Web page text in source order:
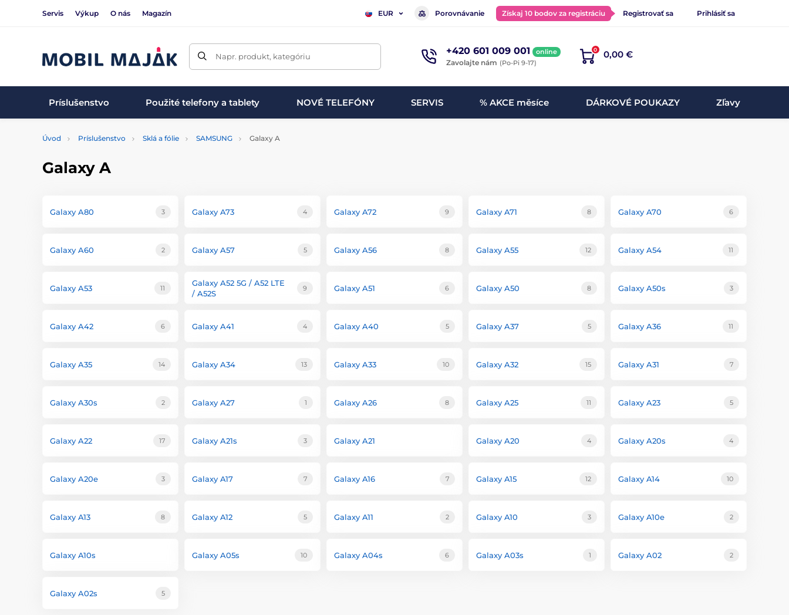
Servis Výkup O nás Magazín EUR Porovnávanie Získaj 10 bodov za registráciu Registrovať sa Prihlásiť sa
Napr. produkt, kategóriu +420 601 009 001 online
Zavolajte nám (Po-Pi 9-17)
0 0,00 €
Príslušenstvo Použité telefony a tablety NOVÉ TELEFÓNY SERVIS % AKCE měsíce DÁRKOVÉ POUKAZY Zľavy
Úvod Príslušenstvo Sklá a fólie SAMSUNG Galaxy A
Galaxy A
Galaxy A80 3 Galaxy A73 4 Galaxy A72 9 Galaxy A71 8 Galaxy A70 6
Galaxy A60 2 Galaxy A57 5 Galaxy A56 8 Galaxy A55 12 Galaxy A54 11
Galaxy A53 11
Galaxy A52 5G / A52 LTE
/ A52S
9 Galaxy A51 6 Galaxy A50 8 Galaxy A50s 3
Galaxy A42 6 Galaxy A41 4 Galaxy A40 5 Galaxy A37 5 Galaxy A36 11
Galaxy A35 14 Galaxy A34 13 Galaxy A33 10 Galaxy A32 15 Galaxy A31 7
Galaxy A30s 2 Galaxy A27 1 Galaxy A26 8 Galaxy A25 11 Galaxy A23 5
Galaxy A22 17 Galaxy A21s 3 Galaxy A21 Galaxy A20 4 Galaxy A20s 4
Galaxy A20e 3 Galaxy A17 7 Galaxy A16 7 Galaxy A15 12 Galaxy A14 10
Galaxy A13 8 Galaxy A12 5 Galaxy A11 2 Galaxy A10 3 Galaxy A10e 2
Galaxy A10s Galaxy A05s 10 Galaxy A04s 6 Galaxy A03s 1 Galaxy A02 2
Galaxy A02s 5